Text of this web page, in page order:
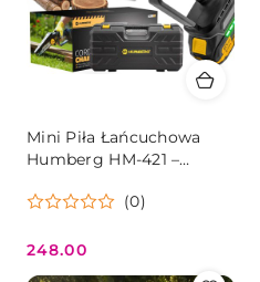
Mini Piła Łańcuchowa
Humberg HM-421 –
Akumulatorowa
(0)
Cena:
248.00